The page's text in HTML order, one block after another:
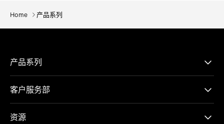
Home 产品系列
产品系列
客户服务部
资源